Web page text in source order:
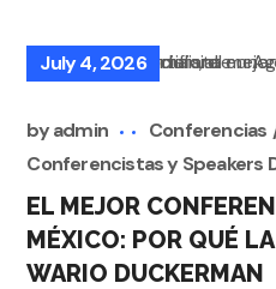
July 4, 2026
byadmin
Conferencias
Conferencistas y Speakers
EL MEJOR
MÉXICO: POR QUÉ
WARIO DUCKERMAN